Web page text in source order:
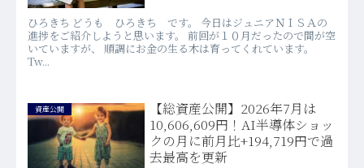
ひろきち どうも ひろきち です。 今日はジュニアＮＩＳＡの
進捗をご紹介しようと思います。 前回が１０月だったので間が空
いていますが、 順調にお金の生る木は育ってくれています。
Tw...
資産公開
【総資産公開】2026年7月は
10,606,609円！AI半導体ショッ
クの月に前月比+194,719円で過
去最高を更新